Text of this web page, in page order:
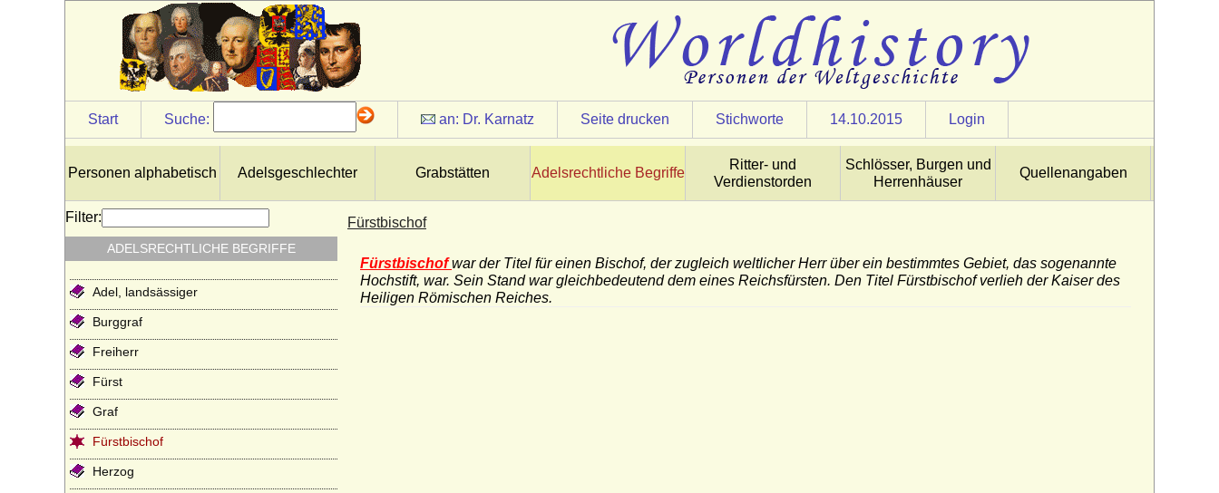
Start Suche: an: Dr. Karnatz Seite drucken Stichworte 14.10.2015 Login
Personen alphabetisch Adelsgeschlechter Grabstätten Adelsrechtliche Begriffe
Ritter- und
Verdienstorden
Schlösser, Burgen und
Herrenhäuser
Quellenangaben
Fürstbischof
Fürstbischofwar der Titel für einen Bischof, der zugleich weltlicher Herr über ein bestimmtes Gebiet, das sogenannte
Hochstift, war. Sein Stand war gleichbedeutend dem eines Reichsfürsten. Den Titel Fürstbischof verlieh der Kaiser des
Heiligen Römischen Reiches.
Filter:
ADELSRECHTLICHE BEGRIFFE
Adel, landsässiger
Burggraf
Freiherr
Fürst
Graf
Fürstbischof
Herzog